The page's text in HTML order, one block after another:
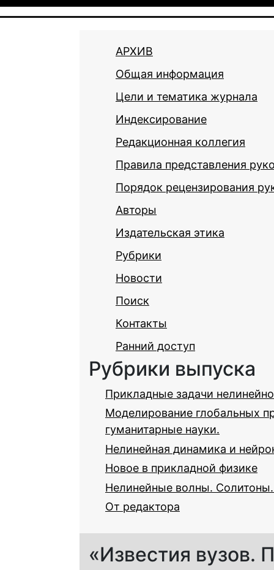
АРХИВ
Общая информация
Цели и тематика журнала
Индексирование
Редакционная коллегия
Правила представления
Порядок рецензирования
Авторы
Издательская этика
Рубрики
Новости
Поиск
Контакты
Ранний доступ
Рубрики выпуска
Прикладные задачи
Моделирование глобальных
гуманитарные науки.
Нелинейная динамика и
Новое в прикладной физике
Нелинейные волны.
От редактора
«Известия